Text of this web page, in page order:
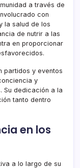
a través de
con
la salud de los
de nutrir a las
en proporcionar
partidos y eventos
y
Su dedicación a la
tanto dentro
en los
a lo largo de su